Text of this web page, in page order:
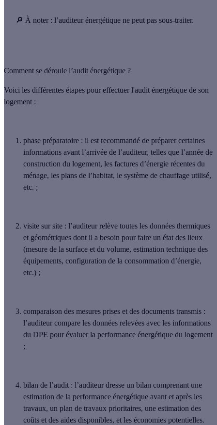
🔎 À noter : l’auditeur énergétique ne peut pas sous-traiter.
Comment se déroule l’audit énergétique ?
Voici les différentes étapes pour effectuer l'audit énergétique de son
logement :
phase préparatoire : il est recommandé de préparer certaines
informations avant l’arrivée de l’auditeur, telles que l’année de
construction du logement, les factures d’énergie récentes du
ménage, les plans de l’habitat, le système de chauffage utilisé,
etc. ;
visite sur site : l’auditeur relève toutes les données thermiques
et géométriques dont il a besoin pour faire un état des lieux
(mesure de la surface et du volume, estimation technique des
équipements, configuration de la consommation d’énergie,
etc.) ;
comparaison des mesures prises et des documents transmis :
l’auditeur compare les données relevées avec les informations
du DPE pour évaluer la performance énergétique du logement
;
bilan de l’audit : l’auditeur dresse un bilan comprenant une
estimation de la performance énergétique avant et après les
travaux, un plan de travaux prioritaires, une estimation des
coûts et des aides disponibles, et les économies potentielles.